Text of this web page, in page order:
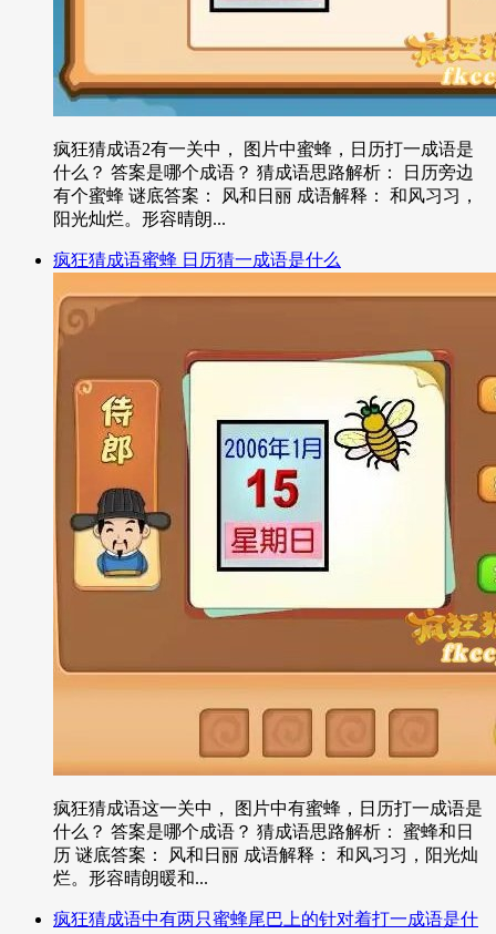
疯狂猜成语2有一关中， 图片中蜜蜂，日历打一成语是
什么？ 答案是哪个成语？ 猜成语思路解析： 日历旁边
有个蜜蜂 谜底答案： 风和日丽 成语解释： 和风习习，
阳光灿烂。形容晴朗...
疯狂猜成语蜜蜂 日历猜一成语是什么
疯狂猜成语这一关中， 图片中有蜜蜂，日历打一成语是
什么？ 答案是哪个成语？ 猜成语思路解析： 蜜蜂和日
历 谜底答案： 风和日丽 成语解释： 和风习习，阳光灿
烂。形容晴朗暖和...
疯狂猜成语中有两只蜜蜂尾巴上的针对着打一成语是什